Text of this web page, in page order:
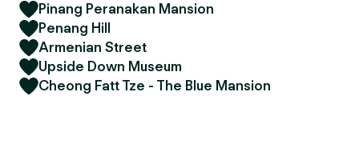
Pinang Peranakan Mansion
Penang Hill
Armenian Street
Upside Down Museum
Cheong Fatt Tze - The Blue Mansion